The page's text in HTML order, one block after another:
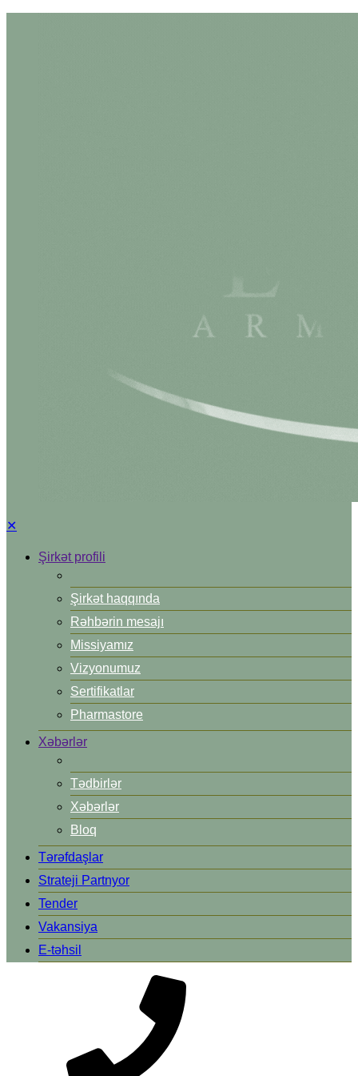
✕
Şirkət profili
Şirkət haqqında
Rəhbərin mesajı
Missiyamız
Vizyonumuz
Sertifikatlar
Pharmastore
Xəbərlər
Tədbirlər
Xəbərlər
Bloq
Tərəfdaşlar
Strateji Partnyor
Tender
Vakansiya
E-təhsil